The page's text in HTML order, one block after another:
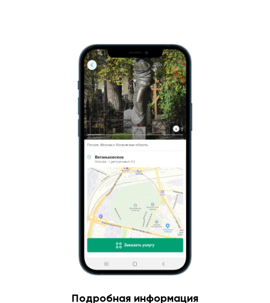
Подробная информация